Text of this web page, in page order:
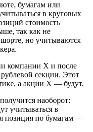
бумагам или
в круговых
стоимость
так как не
но учитываются
компании Х и после
секции. Этот
а акции Х — будут.
наоборот:
учитываться в
позиция по бумагам —